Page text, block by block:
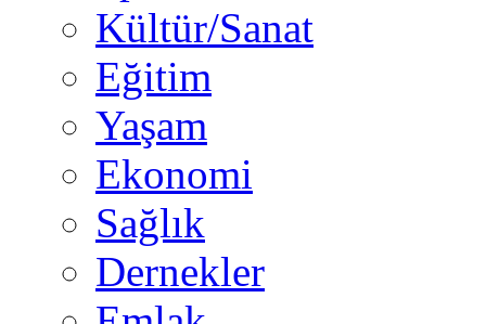
Kültür/Sanat
Eğitim
Yaşam
Ekonomi
Sağlık
Dernekler